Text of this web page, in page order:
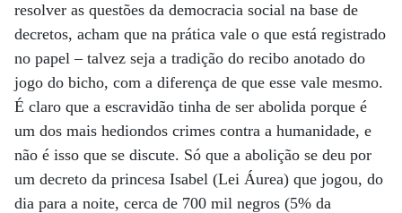
resolver as questões da democracia social na base de
decretos, acham que na prática vale o que está registrado
no papel – talvez seja a tradição do recibo anotado do
jogo do bicho, com a diferença de que esse vale mesmo.
É claro que a escravidão tinha de ser abolida porque é
um dos mais hediondos crimes contra a humanidade, e
não é isso que se discute. Só que a abolição se deu por
um decreto da princesa Isabel (Lei Áurea) que jogou, do
dia para a noite, cerca de 700 mil negros (5% da